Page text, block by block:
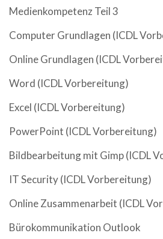
Medienkompetenz Teil 3
Computer Grundlagen (ICDL
Online Grundlagen (ICDL
Word (ICDL Vorbereitung)
Excel (ICDL Vorbereitung)
PowerPoint (ICDL Vorbereitung)
Bildbearbeitung mit Gimp (ICDL
IT Security (ICDL Vorbereitung)
Online Zusammenarbeit (ICDL
Bürokommunikation Outlook